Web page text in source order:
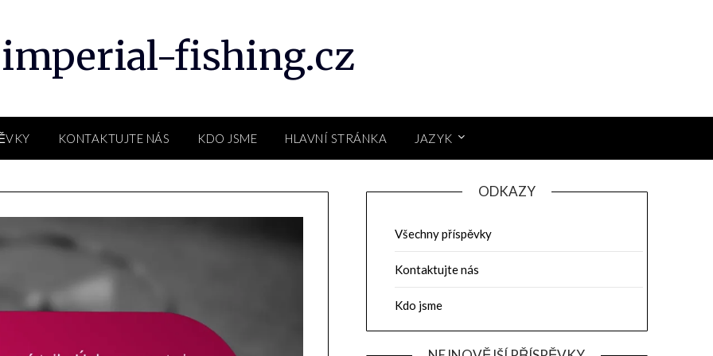
imperial-fishing.cz
KONTAKTUJTE NÁS KDO JSME HLAVNÍ STRÁNKA JAZYK
ODKAZY
Všechny příspěvky
Kontaktujte nás
Kdo jsme